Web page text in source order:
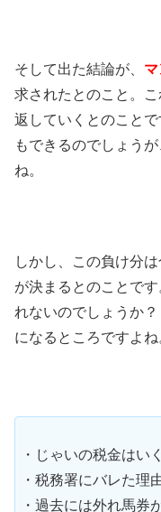
そして出た結論が、
求されたとのこと。
返していくとのこと
もできるのでしょう
ね。
しかし、この負け分
が決まるとのことで
れないのでしょうか
になるところですよね
・じゃいの税金はい
・税務署にバレた理
・過去には外れ馬券